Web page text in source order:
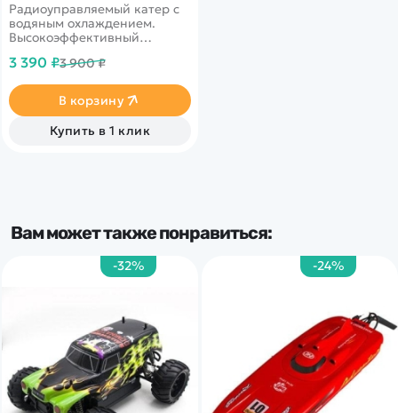
Радиоуправляемый катер с
водяным охлаждением.
Высокоэффективный
развить скорость до 30 км в
Система автопереворота.
Установлен датчик воды.
Цвет оранжевый
3 390 ₽3 900 ₽
В корзину
Купить в 1 клик
Вам может также понравиться:
-24%
-32%